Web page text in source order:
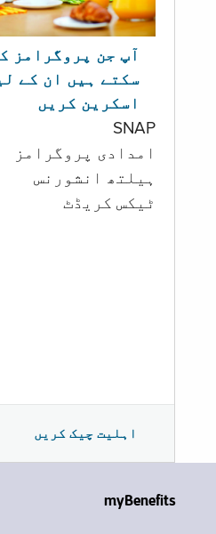
آپ جن پروگرامز
سکتے ہیں ان کے
اسکرین کریں
SNAP
امدادی پروگرامز
‏ہیلتھ انشورنس
ٹیکس کریڈٹ
اہلیت چیک کریں
myBenefits